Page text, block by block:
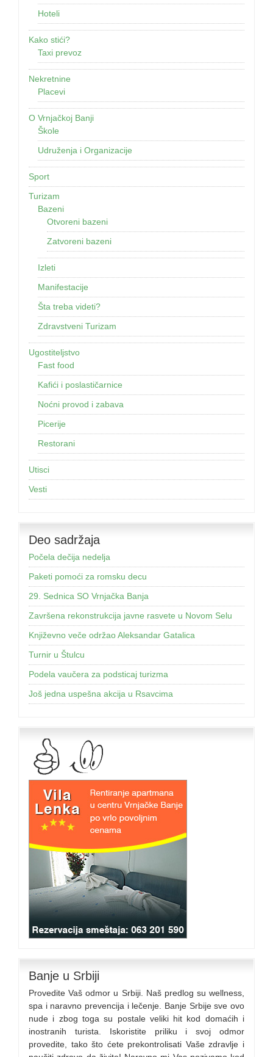
Hoteli
Kako stići?
Taxi prevoz
Nekretnine
Placevi
O Vrnjačkoj Banji
Škole
Udruženja i Organizacije
Sport
Turizam
Bazeni
Otvoreni bazeni
Zatvoreni bazeni
Izleti
Manifestacije
Šta treba videti?
Zdravstveni Turizam
Ugostiteljstvo
Fast food
Kafići i poslastičarnice
Noćni provod i zabava
Picerije
Restorani
Utisci
Vesti
Deo sadržaja
Počela dečija nedelja
Paketi pomoći za romsku decu
29. Sednica SO Vrnjačka Banja
Završena rekonstrukcija javne rasvete u Novom Selu
Književno veče održao Aleksandar Gatalica
Turnir u Štulcu
Podela vaučera za podsticaj turizma
Još jednа uspešnа аkcijа u Rsаvcimа
Banje u Srbiji
Provedite Vaš odmor u Srbiji. Naš predlog su wellness,
spa i naravno prevencija i lečenje. Banje Srbije sve ovo
nude i zbog toga su postale veliki hit kod domaćih i
inostranih turista. Iskoristite priliku i svoj odmor
provedite, tako što ćete prekontrolisati Vaše zdravlje i